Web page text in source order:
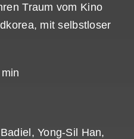
Traum vom Kino
mit selbstloser
Yong-Sil Han,